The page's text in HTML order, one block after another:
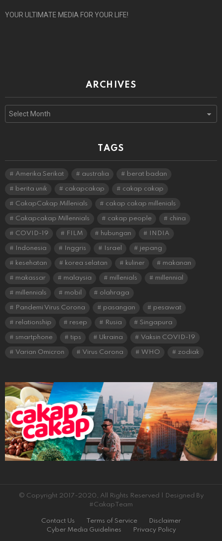
YOUR ULTIMATE MEDIA FOR YOUR LIFE!
ARCHIVES
TAGS
Amerika Serikat australia berat badan
berita unik cakapcakap cakap cakap
CakapCakap Millenials cakap cakap millenials
Cakapcakap Millennials cakap people china
COVID-19 FILM hubungan INDIA
Indonesia Inggris Israel jepang
kesehatan korea selatan kuliner makanan
makassar malaysia millenials millennial
millennials mobil olahraga
Pandemi Virus Corona pasangan pesawat
relationship resep Rusia Singapura
smartphone tips Ukraina Vaksin COVID-19
Varian Omicron Virus Corona WHO zodiak
© Copyright 2017-2020, All Rights Reserved | Designed By
#CakapTeam
Contact Us Terms of Service
Disclaimer
Cyber Media Guidelines
Privacy Policy